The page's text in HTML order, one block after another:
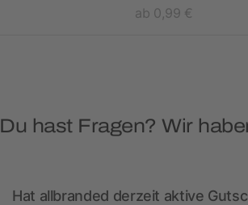
ab 0,99 €
Du hast Fragen? Wir
Hat allbranded derzeit aktive